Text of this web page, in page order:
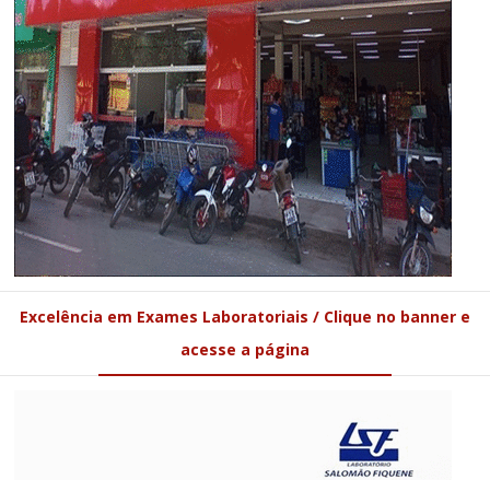
Excelência em Exames Laboratoriais / Clique no banner e
acesse a página